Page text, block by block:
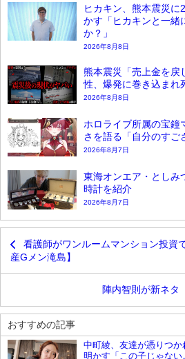
ヒカキン、熊本震災に
かす「ヒカキンと一緒
か？」
2026年8月8日
熊本震災「売上金を戻
性、爆発に巻き込まれ
2026年8月8日
ホロライブ所属の宝鐘
さを語る「自分のすご
2026年8月7日
東海オンエア・としみ
時計を紹介
2026年8月7日
看護師がワンルームマンション投資
産Gメン滝島】
陣内智則が新ネタ
おすすめの記事
中町綾、友達が憑りつ
明かす「この子じゃない